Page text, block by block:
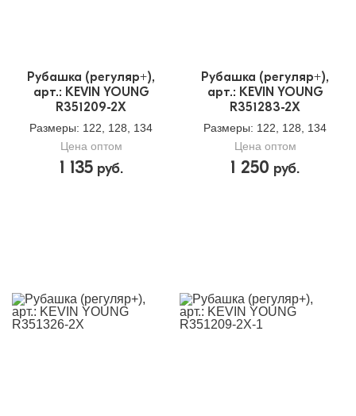
Доп.параметр 2: текстиль
Рубашка (регуляр+),
арт.: KEVIN YOUNG
R351209-2X
Размеры: 122, 128, 134
Цена оптом
1 135руб.
Рубашка (регуляр+),
арт.: KEVIN YOUNG
R351283-2X
Размеры: 122, 128, 134
Цена оптом
1 250 руб.